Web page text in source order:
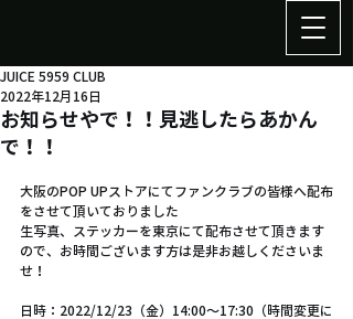
お知らせやで！！見逃したらあかん
で！！
JUICE 5959 CLUB
2022年12月16日
大阪のPOP UPストアにてファンクラブの皆様へ配布
をさせて頂いておりました
生写真、ステッカーを東京にて配布させて頂きます
ので、お時間ございます方は是非お越しくださいま
せ！
日時：2022/12/23（金）14:00〜17:30（時間変更に